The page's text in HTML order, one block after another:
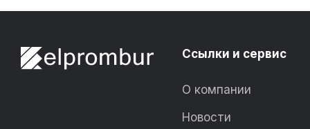
Ссылки и сервис
О компании
Новости